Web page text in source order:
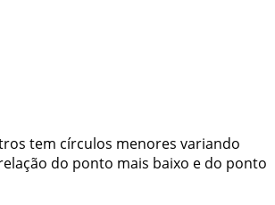
tem círculos menores variando
do ponto mais baixo e do ponto